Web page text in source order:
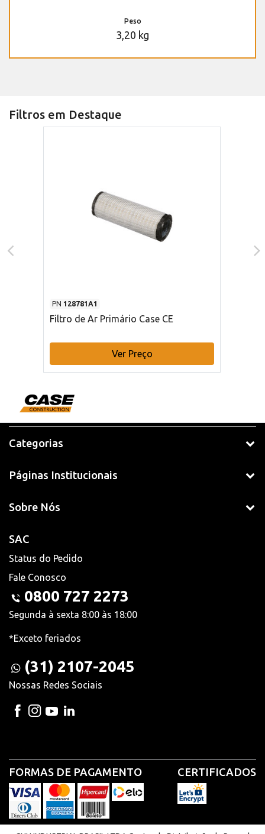
Peso
3,20 kg
Filtros em Destaque
PN 128781A1
Filtro de Ar Primário Case CE
Ver Preço
Categorias
Páginas Institucionais
Sobre Nós
SAC
Status do Pedido
Fale Conosco
0800 727 2273
Segunda à sexta 8:00 às 18:00
*Exceto feriados
(31) 2107-2045
Nossas Redes Sociais
FORMAS DE PAGAMENTO CERTIFICADOS